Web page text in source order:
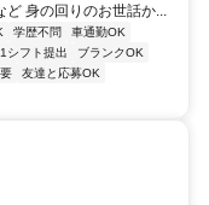
ど 身の回りのお世話か...
学歴不問
車通勤OK
1シフト提出
ブランクOK
友達と応募OK